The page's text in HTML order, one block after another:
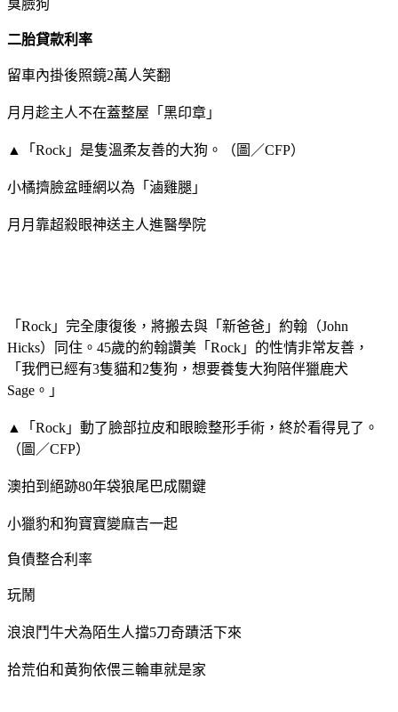
臭臉狗
二胎貸款利率
留車內掛後照鏡2萬人笑翻
月月趁主人不在蓋整屋「黑印章」
▲「Rock」是隻溫柔友善的大狗。（圖／CFP）
小橘擠臉盆睡網以為「滷雞腿」
月月靠超殺眼神送主人進醫學院
「Rock」完全康復後，將搬去與「新爸爸」約翰（John
Hicks）同住。45歲的約翰讚美「Rock」的性情非常友善，
「我們已經有3隻貓和2隻狗，想要養隻大狗陪伴獵鹿犬
Sage。」
▲「Rock」動了臉部拉皮和眼瞼整形手術，終於看得見了。
（圖／CFP）
澳拍到絕跡80年袋狼尾巴成關鍵
小獵豹和狗寶寶變麻吉一起
負債整合利率
玩鬧
浪浪鬥牛犬為陌生人擋5刀奇蹟活下來
拾荒伯和黃狗依偎三輪車就是家